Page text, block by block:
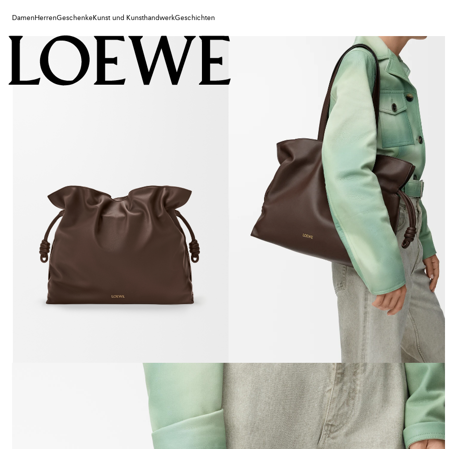
Damen HerrenGeschenke Kunst und KunsthandwerkGeschichten
Damen
Geschenke
Kunst und Kunsthandwerk